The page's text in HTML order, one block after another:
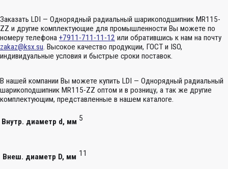
Заказать LDI — Однорядный радиальный шарикоподшипник MR115-
ZZ и другие комплектующие для промышленности Вы можете по
номеру телефона +7911-711-11-12 или обратившись к нам на почту
zakaz@ksx.su. Высокое качество продукции, ГОСТ и ISO,
индивидуальные условия и быстрые сроки поставок.
В нашей компании Вы можете купить LDI — Однорядный радиальный
шарикоподшипник MR115-ZZ оптом и в розницу, а так же другие
комплектующим, представленные в нашем каталоге.
Внутр. диаметр d, мм 5
Внеш. диаметр D, мм 11